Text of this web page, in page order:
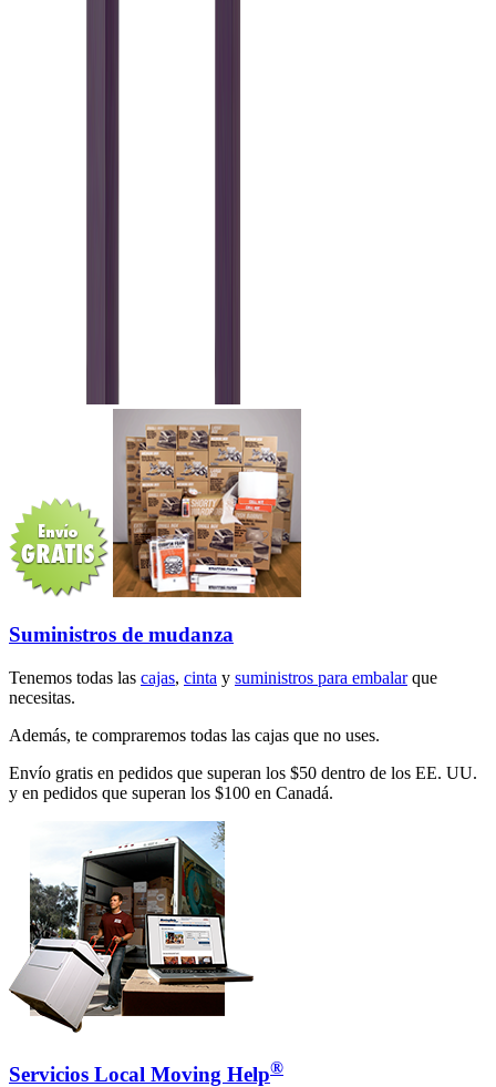
Suministros de mudanza
Tenemos todas las cajas, cinta y suministros para embalarque
necesitas.
Además, te compraremos todas las cajas que no uses.
Envío gratis en pedidos que superan los $50 dentro de los EE. UU.
y en pedidos que superan los $100 en Canadá.
Servicios Local Moving Help®